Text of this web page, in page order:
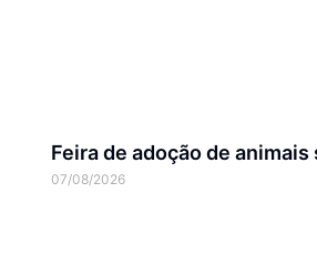
Feira de adoção de
07/08/2026